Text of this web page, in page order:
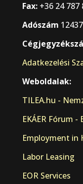
Fax:+36 24 787
Adószám
Adatkezelési
Weboldalak:
TILEA.hu -
EKÁER Fórum -
Employment in
Labor Leasing
EOR Services